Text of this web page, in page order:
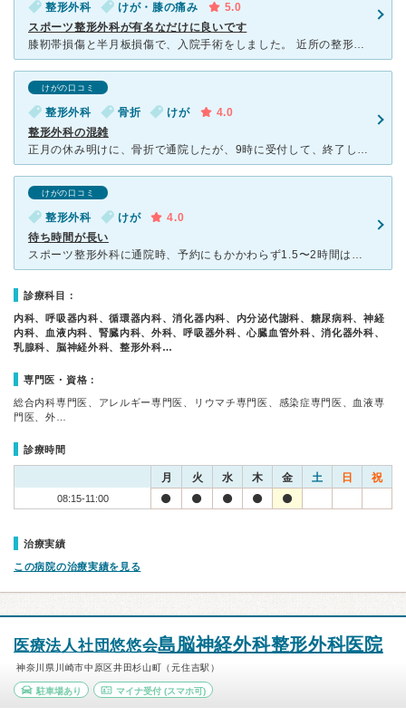
整形外科 けが・膝の痛み
5.0
スポーツ整形外科が有名なだけに良いです
膝靭帯損傷と半月板損傷で、入院手術をしました。 近所の整形外科では見抜けなかった半月板損傷を一瞬で見抜きました。 経験豊富な先生で、大きな病院特有の待ち時間が長く診察は、数分って事はなく、予約すれ
けがの口コミ
整形外科 骨折 けが
4.0
整形外科の混雑
正月の休み明けに、骨折で通院したが、9時に受付して、終了したのが夕方の5時。まるまる１日かかってしまった。予約なしで通院した場合はやはり時間がかかるみたいなので、予約必須です。整形外科はスポーツ整形等
けがの口コミ
整形外科 けが
4.0
待ち時間が長い
スポーツ整形外科に通院時、予約にもかかわらず1.5〜2時間は待ちます。 診察は大きい病院にしては丁寧だが、経過診察で5分で終わるときもあるので、2時間待って5分で終わると、時間が無駄に感じてしまいま
診療科目：
内科、呼吸器内科、循環器内科、消化器内科、内分泌代謝科、糖尿病科、神経
内科、血液内科、腎臓内科、外科、呼吸器外科、心臓血管外科、消化器外科、
乳腺科、脳神経外科、整形外科…
専門医・資格：
総合内科専門医、アレルギー専門医、リウマチ専門医、感染症専門医、血液専
門医、外…
診療時間
月 火 水 木 金 土 日 祝
08:15-11:00
治療実績
この病院の治療実績を見る
医療法人社団悠悠会島脳神経外科整形外科医院
神奈川県川崎市中原区井田杉山町（元住吉駅）
駐車場あり マイナ受付(スマホ可)